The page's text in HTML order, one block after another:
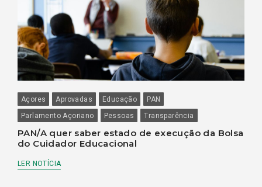
Açores Aprovadas Educação
PAN
Parlamento Açoriano
Pessoas Transparência
PAN/A quer saber estado de execução da Bolsa
do Cuidador Educacional
LER NOTÍCIA